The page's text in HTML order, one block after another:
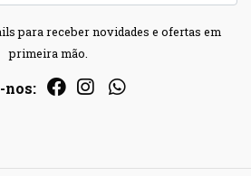
para receber novidades e ofertas em
primeira mão.
nos: